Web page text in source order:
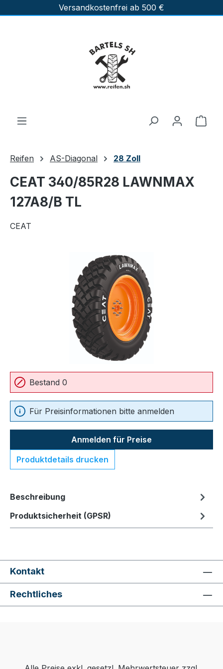
Zum Hauptinhalt springenVersandkostenfrei ab 500 €
Reifen AS-Diagonal 28 Zoll
CEAT 340/85R28 LAWNMAX
127A8/B TL
CEAT
Bildergalerie überspringen
Bestand 0
Für Preisinformationen bitte anmelden
Anmelden für Preise
Produktdetails drucken
Beschreibung
Produktsicherheit (GPSR)
Kontakt
Rechtliches